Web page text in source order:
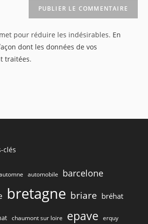
pour réduire les indésirables. En
dont les données de vos
traitées.
clés
automobile barcelone
bretagne briare bréhat
chaumont sur loire epave erquy